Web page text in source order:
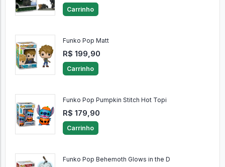
Carrinho
Funko Pop Matt
R$ 199,90
Carrinho
Funko Pop Pumpkin Stitch Hot Topi
R$ 179,90
Carrinho
Funko Pop Behemoth Glows in the D